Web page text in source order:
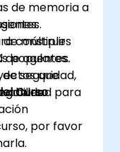
de memoria a
múltiples
de agentes.
seguridad,
para
construir
populares.
que
Curso
por favor